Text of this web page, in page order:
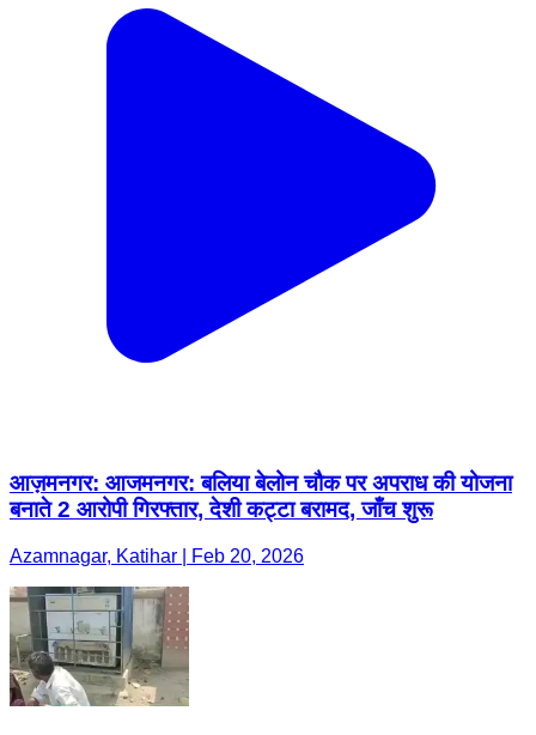
आज़मनगर: आजमनगर: बलिया बेलोन चौक पर अपराध की योजना
बनाते 2 आरोपी गिरफ्तार, देशी कट्टा बरामद, जाँच शुरू
Azamnagar, Katihar | Feb 20, 2026